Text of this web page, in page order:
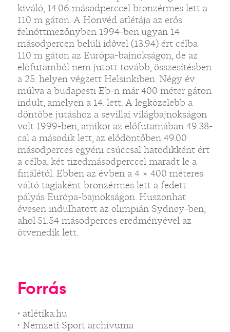
kiváló, 14.06 másodperccel bronzérmes lett a
110 m gáton. A Honvéd atlétája az erős
felnőttmezőnyben 1994-ben ugyan 14
másodpercen belüli idővel (13.94) ért célba
110 m gáton az Európa-bajnokságon, de az
előfutamból nem jutott tovább, összesítésben
a 25. helyen végzett Helsinkiben. Négy év
múlva a budapesti Eb-n már 400 méter gáton
indult, amelyen a 14. lett. A legközelebb a
döntőbe jutáshoz a sevillai világbajnokságon
volt 1999-ben, amikor az előfutamában 49.38-
cal a második lett, az elődöntőben 49.00
másodperces egyéni csúccsal hatodikként ért
a célba, két tizedmásodperccel maradt le a
finálétól. Ebben az évben a 4 × 400 méteres
váltó tagjaként bronzérmes lett a fedett
pályás Európa-bajnokságon. Huszonhat
évesen indulhatott az olimpián Sydney-ben,
ahol 51.54 másodperces eredményével az
ötvenedik lett.
Forrás
• atlétika.hu
• Nemzeti Sport archívuma